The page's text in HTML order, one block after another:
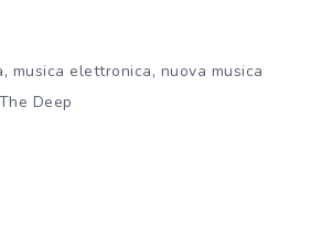
, musica elettronica, nuova musica
The Deep